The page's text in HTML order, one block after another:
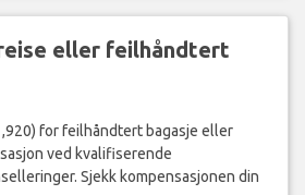
eller feilhåndtert
for feilhåndtert bagasje eller
ved kvalifiserende
Sjekk kompensasjonen din